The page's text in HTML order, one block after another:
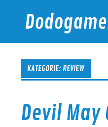
content
Durchgespielt.
KATEGORIE: REVIEW
Devil May